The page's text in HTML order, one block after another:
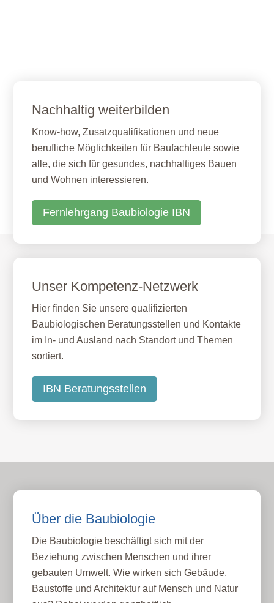
Nachhaltig weiterbilden
Know-how, Zusatzqualifikationen und neue
berufliche Möglichkeiten für Baufachleute sowie
alle, die sich für gesundes, nachhaltiges Bauen
und Wohnen interessieren.
Fernlehrgang Baubiologie IBN
Unser Kompetenz-Netzwerk
Hier finden Sie unsere qualifizierten
Baubiologischen Beratungsstellen und Kontakte
im In- und Ausland nach Standort und Themen
sortiert.
IBN Beratungsstellen
Über die Baubiologie
Die Baubiologie beschäftigt sich mit der
Beziehung zwischen Menschen und ihrer
gebauten Umwelt. Wie wirken sich Gebäude,
Baustoffe und Architektur auf Mensch und Natur